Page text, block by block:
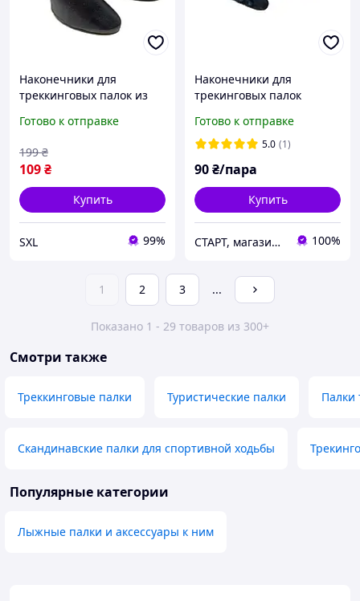
Наконечники для
треккинговых палок из
2 шт для асфальта и
палками SNS
Готово к отправке
109₴
199 ₴
Купить
SXL 99%
Наконечники для
трекинговых палок
универсальные черные
10 мм
Готово к отправке
5.0 (1)
90₴/пара
Купить
СТАРТ, магазин спортивных товаров 100%
1 2 3 ...
Показано 1 - 29 товаров из 300+
Смотри также
Треккинговые палки Туристические палки Палки
Скандинавские палки для спортивной ходьбы
Популярные категории
Лыжные палки и аксессуары к ним